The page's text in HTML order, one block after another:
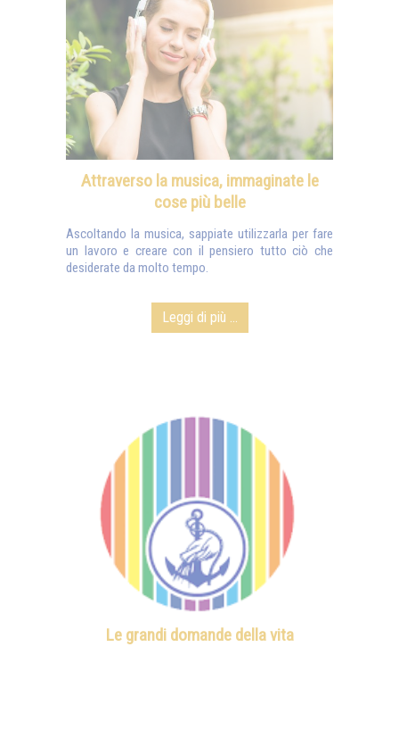
Attraverso la musica, immaginate le
cose più belle
Ascoltando la musica, sappiate utilizzarla per fare
un lavoro e creare con il pensiero tutto ciò che
desiderate da molto tempo.
Leggi di più ...
Le grandi domande della vita